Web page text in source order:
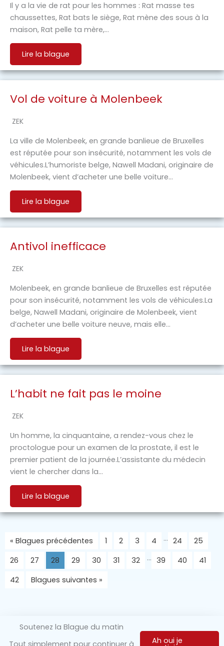
Il y a la vie de rat pour les hommes : Rat masse tes
chaussettes, Rat bats le siège, Rat mène des sous à la
maison, Rat pelle ta mère,…
Lire la blague
Vol de voiture à Molenbeek
ZEK
La ville de Molenbeek, en grande banlieue de Bruxelles
est réputée pour son insécurité, notamment les vols de
véhicules.L’humoriste belge, Nawell Madani, originaire de
Molenbeek, vient d’acheter une belle voiture…
Lire la blague
Antivol inefficace
ZEK
Molenbeek, en grande banlieue de Bruxelles est réputée
pour son insécurité, notamment les vols de véhicules.La
belge, Nawell Madani, originaire de Molenbeek, vient
d’acheter une belle voiture neuve, mais elle…
Lire la blague
L’habit ne fait pas le moine
ZEK
Un homme, la cinquantaine, a rendez-vous chez le
proctologue pour un examen de la prostate, il est le
premier patient de la journée.L’assistante du médecin
vient le chercher dans la…
Lire la blague
« Blagues précédentes 1 2 3 4 … 24
25
26
27 28 29 30 31 32 … 39 40
41
42
Blagues suivantes »
Soutenez la Blague du matin
Ah oui je